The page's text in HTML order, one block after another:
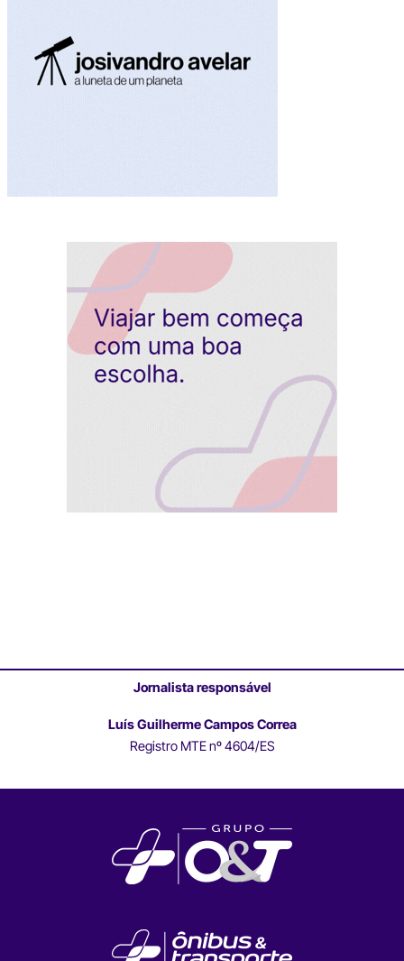
Jornalista responsável
Luís Guilherme Campos Correa
Registro MTE nº 4604/ES